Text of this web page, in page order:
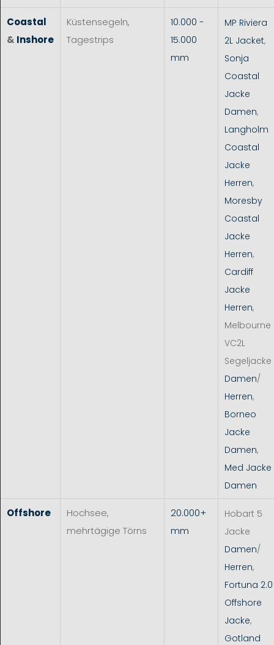
Coastal
& Inshore
Küstensegeln,
Tagestrips
10.000 -
15.000
mm
MP Riviera
2L Jacket,
Sonja
Coastal
Jacke
Damen,
Langholm
Coastal
Jacke
Herren,
Moresby
Coastal
Jacke
Herren,
Cardiff
Jacke
Herren,
Melbourne
VC2L
Segeljacke
Damen/
Herren,
Borneo
Jacke
Damen,
Med Jacke
Damen
Offshore
Hochsee,
mehrtägige Törns
20.000+
mm
Hobart 5
Jacke
Damen/
Herren,
Fortuna 2.0
Offshore
Jacke,
Gotland